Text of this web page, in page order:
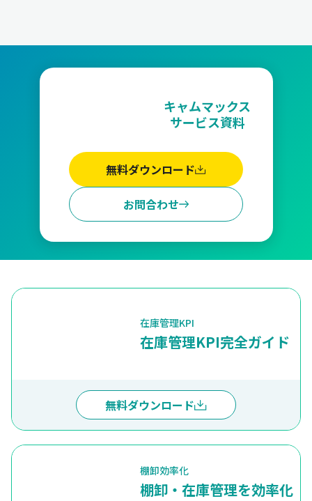
キャムマックス
サービス資料
お問合わせ
無料ダウンロード
在庫管理KPI
在庫管理KPI完全ガイド
無料ダウンロード
棚卸効率化
棚卸・在庫管理を効率化